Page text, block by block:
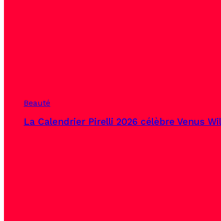
Beauté
La Calendrier Pirelli 2026 célèbre Venus